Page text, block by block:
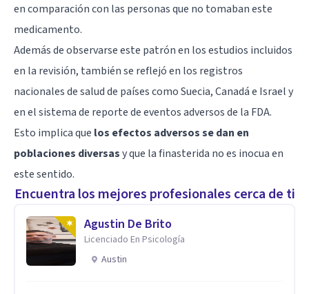
en comparación con las personas que no tomaban este
medicamento.
Además de observarse este patrón en los estudios incluidos
en la revisión, también se reflejó en los registros
nacionales de salud de países como Suecia, Canadá e Israel y
en el sistema de reporte de eventos adversos de la FDA.
Esto implica que los efectos adversos se dan en
poblaciones diversasy que la finasterida no es inocua en
este sentido.
Encuentra los mejores profesionales cerca de ti
Agustin De Brito
Licenciado En Psicología
Austin